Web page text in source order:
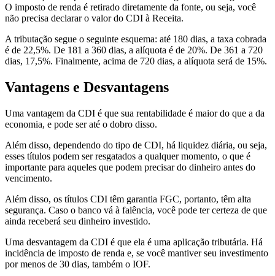
O imposto de renda é retirado diretamente da fonte, ou seja, você
não precisa declarar o valor do CDI à Receita.
A tributação segue o seguinte esquema: até 180 dias, a taxa cobrada
é de 22,5%. De 181 a 360 dias, a alíquota é de 20%. De 361 a 720
dias, 17,5%. Finalmente, acima de 720 dias, a alíquota será de 15%.
Vantagens e Desvantagens
Uma vantagem da CDI é que sua rentabilidade é maior do que a da
economia, e pode ser até o dobro disso.
Além disso, dependendo do tipo de CDI, há liquidez diária, ou seja,
esses títulos podem ser resgatados a qualquer momento, o que é
importante para aqueles que podem precisar do dinheiro antes do
vencimento.
Além disso, os títulos CDI têm garantia FGC, portanto, têm alta
segurança. Caso o banco vá à falência, você pode ter certeza de que
ainda receberá seu dinheiro investido.
Uma desvantagem da CDI é que ela é uma aplicação tributária. Há
incidência de imposto de renda e, se você mantiver seu investimento
por menos de 30 dias, também o IOF.